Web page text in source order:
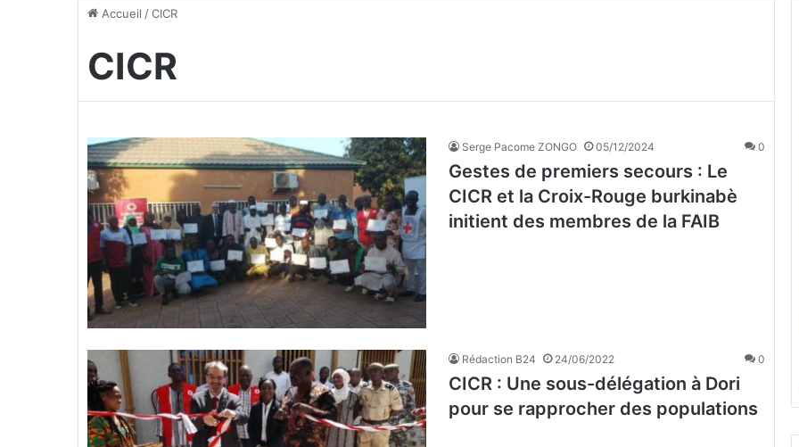
Accueil /CICR
CICR
Serge Pacome ZONGO 05/12/2024 0
Gestes de premiers secours : Le
CICR et la Croix-Rouge burkinabè
initient des membres de la FAIB
Rédaction B24 24/06/2022 0
CICR : Une sous-délégation à Dori
pour se rapprocher des populations